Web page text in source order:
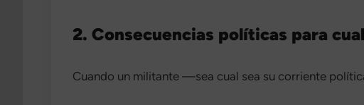
2. Consecuencias políticas para
Cuando un militante —sea cual sea su corriente